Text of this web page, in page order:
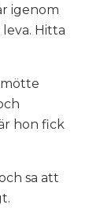
igenom
Hitta
mötte
hon fick
sa att